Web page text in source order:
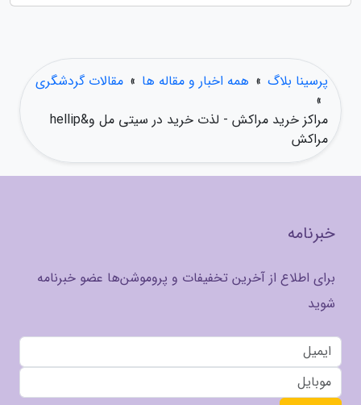
پرسینا بلاگ » همه اخبار و مقاله ها » مقالات گردشگری
»
مراکز خرید مراکش - لذت خرید در سیتی مل و&hellip
مراکش
خبرنامه
برای اطلاع از آخرین تخفیفات و پروموشن‌ها عضو خبرنامه
شوید